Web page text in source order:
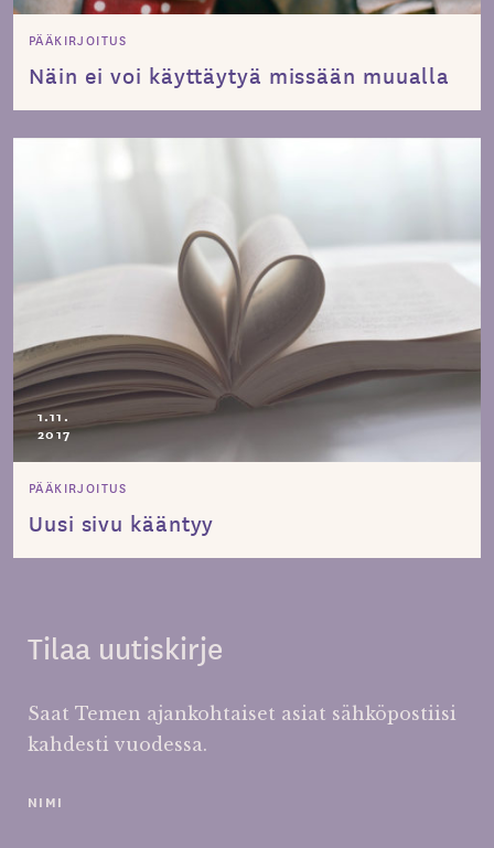
PÄÄKIRJOITUS
Näin ei voi käyttäytyä missään muualla
1.11.
2017
PÄÄKIRJOITUS
Uusi sivu kääntyy
Tilaa uutiskirje
Saat Temen ajankohtaiset asiat sähköpostiisi
kahdesti vuodessa.
NIMI